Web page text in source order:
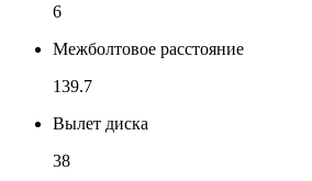
6
Межболтовое расстояние
139.7
Вылет диска
38